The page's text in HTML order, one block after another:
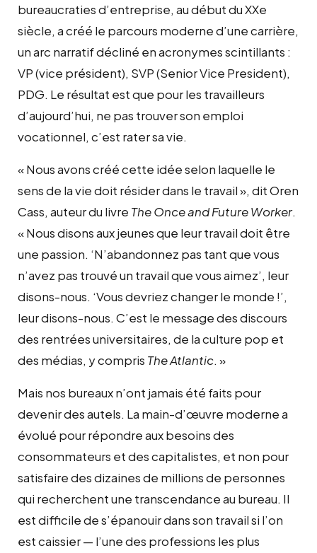
bureaucraties d’entreprise, au début du XXe
siècle, a créé le parcours moderne d’une carrière,
un arc narratif décliné en acronymes scintillants :
VP (vice président), SVP (Senior Vice President),
PDG. Le résultat est que pour les travailleurs
d’aujourd’hui, ne pas trouver son emploi
vocationnel, c’est rater sa vie.
« Nous avons créé cette idée selon laquelle le
sens de la vie doit résider dans le travail », dit Oren
Cass, auteur du livre The Once and Future Worker.
« Nous disons aux jeunes que leur travail doit être
une passion. ‘N’abandonnez pas tant que vous
n’avez pas trouvé un travail que vous aimez’, leur
disons-nous. ‘Vous devriez changer le monde !’,
leur disons-nous. C’est le message des discours
des rentrées universitaires, de la culture pop et
des médias, y compris The Atlantic. »
Mais nos bureaux n’ont jamais été faits pour
devenir des autels. La main-d’œuvre moderne a
évolué pour répondre aux besoins des
consommateurs et des capitalistes, et non pour
satisfaire des dizaines de millions de personnes
qui recherchent une transcendance au bureau. Il
est difficile de s’épanouir dans son travail si l’on
est caissier — l’une des professions les plus